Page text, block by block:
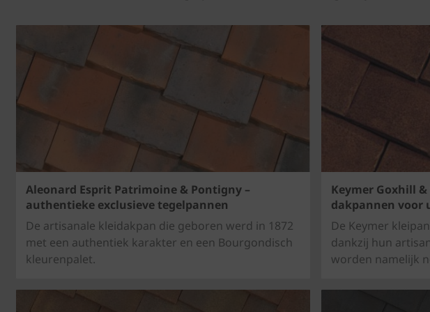
Aleonard Esprit Patrimoine & Pontigny –
authentieke exclusieve tegelpannen
De artisanale kleidakpan die geboren werd in 1872
met een authentiek karakter en een Bourgondisch
kleurenpalet.
Keymer Goxhill
dakpannen voor
De Keymer
dankzij hun
worden namelijk